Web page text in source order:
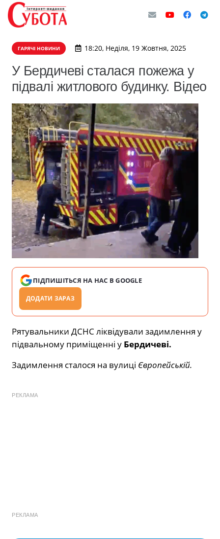
ГАРЯЧІ НОВИНИ 18:20, Неділя, 19 Жовтня, 2025
У Бердичеві сталася пожежа у
підвалі житлового будинку. Відео
ПІДПИШІТЬСЯ НА НАС В GOOGLE
ДОДАТИ ЗАРАЗ
Рятувальники ДСНС ліквідували задимлення у
підвальному приміщенні у Бердичеві.
Задимлення сталося на вулиці Європейській.
РЕКЛАМА
РЕКЛАМА